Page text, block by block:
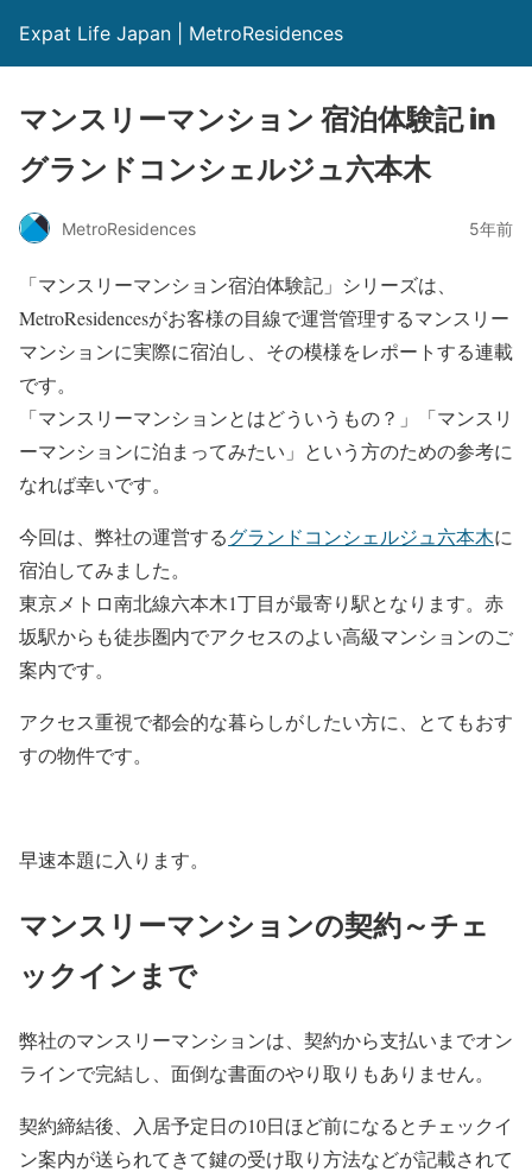
Expat Life Japan | MetroResidences
マンスリーマンション 宿泊体験記 in
グランドコンシェルジュ六本木
MetroResidences 5年前
「マンスリーマンション宿泊体験記」シリーズは、
MetroResidencesがお客様の目線で運営管理するマンスリー
マンションに実際に宿泊し、その模様をレポートする連載
です。
「マンスリーマンションとはどういうもの？」「マンスリ
ーマンションに泊まってみたい」という方のための参考に
なれば幸いです。
今回は、 弊社の運営するグランドコンシェルジュ六本木に
宿泊してみました。
東京メトロ南北線六本木1丁目が最寄り駅となります。赤
坂駅からも徒歩圏内でアクセスのよい高級マンションのご
案内です。
アクセス重視で都会的な暮らしがしたい方に、とてもおす
すの物件です。
早速本題に入ります。
マンスリーマンションの契約～チェ
ックインまで
弊社のマンスリーマンションは、契約から支払いまでオン
ラインで完結し、面倒な書面のやり取りもありません。
契約締結後、入居予定日の10日ほど前になるとチェックイ
ン案内が送られてきて鍵の受け取り方法などが記載されて